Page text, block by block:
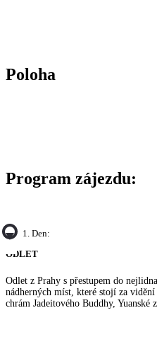
Poloha
Program zájezdu:
1. Den:
ODLET
Odlet z Prahy s přestupem do
nádherných míst, které stojí za
chrám Jadeitového Buddhy, Yuanské